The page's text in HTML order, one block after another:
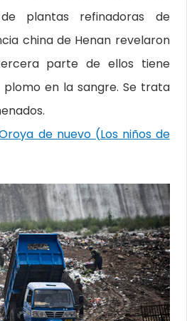
plantas refinadoras de
china de Henan revelaron
parte de ellos tiene
plomo en la sangre. Se trata
de nuevo (Los niños de